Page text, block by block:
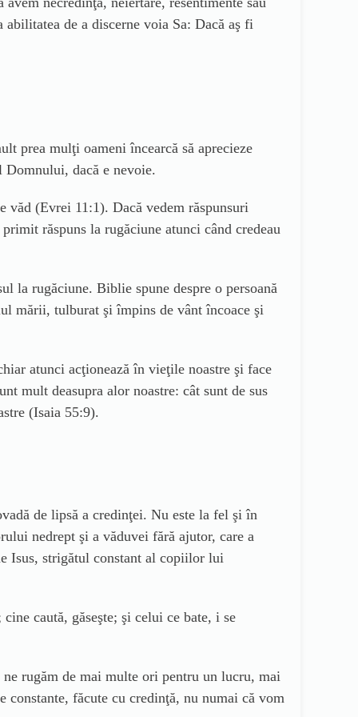
de a discerne voia Sa: Dacă aş fi
prea mulţi oameni încearcă să aprecieze
Domnului, dacă e nevoie.
văd (Evrei 11:1). Dacă vedem răspunsuri
răspuns la rugăciune atunci când credeau
la rugăciune. Biblie spune despre o persoană
mării, tulburat şi împins de vânt încoace şi
atunci acţionează în vieţile noastre şi face
mult deasupra alor noastre: cât sunt de sus
(Isaia 55:9).
de lipsă a credinţei. Nu este la fel şi în
nedrept şi a văduvei fără ajutor, care a
Isus, strigătul constant al copiilor lui
caută, găseşte; şi celui ce bate, i se
ne rugăm de mai multe ori pentru un lucru, mai
făcute cu credinţă, nu numai că vom